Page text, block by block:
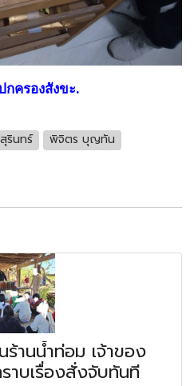
ครองสังขะ.
สุรินทร์
พิจิตร บุญทัน
ร้านน้ำท่อม เจ้าของ
าบเรื่องสั่งจับทันที